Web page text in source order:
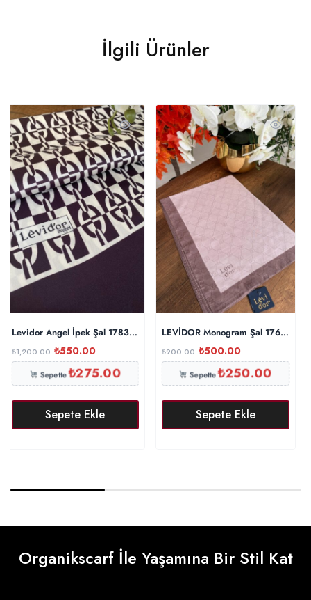
İlgili Ürünler
Levidor Angel İpek Şal 17834 – Patlıcan
₺1,200.00 ₺550.00
Sepette₺275.00
Sepete Ekle
LEVİDOR Monogram Şal 17657 –
₺900.00 ₺500.00
Sepette₺250.00
Sepete Ekle
Organikscarf İle Yaşamına Bir Stil Kat